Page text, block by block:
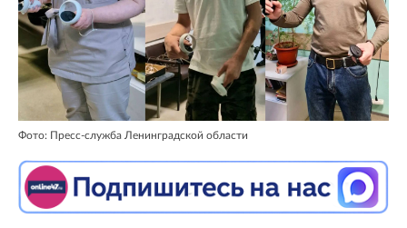
Фото: Пресс-служба Ленинградской области